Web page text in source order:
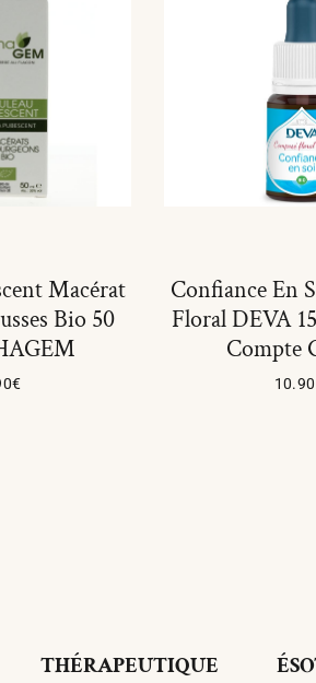
Macérat
Bio 50
€
Confiance En
Floral DEVA
Compte
10.90
THÉRAPEUTIQUE